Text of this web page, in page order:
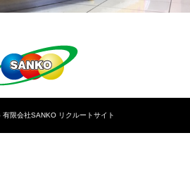
限会社SANKO リクルートサイト